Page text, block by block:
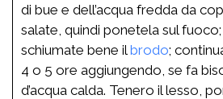
di bue e dell’acqua fredda da
salate, quindi ponetela sul
schiumate bene ilbrodo;
4 o 5 ore aggiungendo, se fa
d’acqua calda. Tenero il lesso,